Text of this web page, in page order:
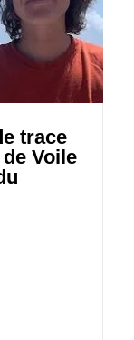
trace
Voile